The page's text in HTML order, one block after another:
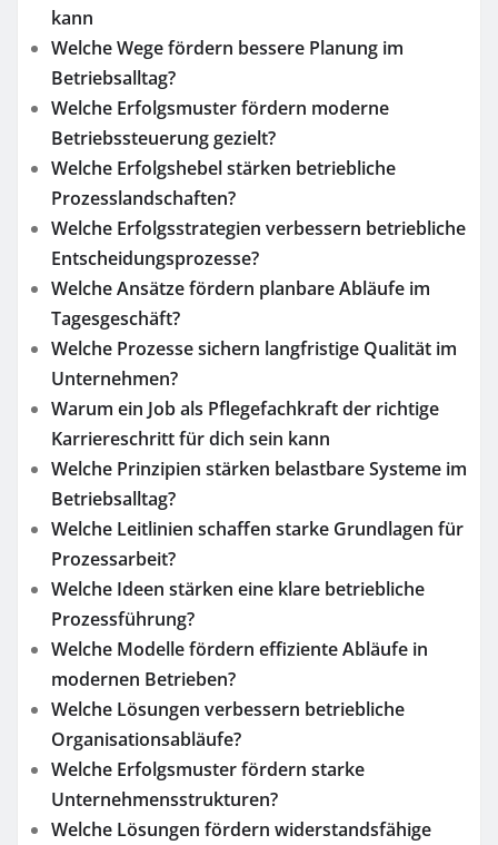
kann
Welche Wege fördern bessere Planung im
Betriebsalltag?
Welche Erfolgsmuster fördern moderne
Betriebssteuerung gezielt?
Welche Erfolgshebel stärken betriebliche
Prozesslandschaften?
Welche Erfolgsstrategien verbessern betriebliche
Entscheidungsprozesse?
Welche Ansätze fördern planbare Abläufe im
Tagesgeschäft?
Welche Prozesse sichern langfristige Qualität im
Unternehmen?
Warum ein Job als Pflegefachkraft der richtige
Karriereschritt für dich sein kann
Welche Prinzipien stärken belastbare Systeme im
Betriebsalltag?
Welche Leitlinien schaffen starke Grundlagen für
Prozessarbeit?
Welche Ideen stärken eine klare betriebliche
Prozessführung?
Welche Modelle fördern effiziente Abläufe in
modernen Betrieben?
Welche Lösungen verbessern betriebliche
Organisationsabläufe?
Welche Erfolgsmuster fördern starke
Unternehmensstrukturen?
Welche Lösungen fördern widerstandsfähige